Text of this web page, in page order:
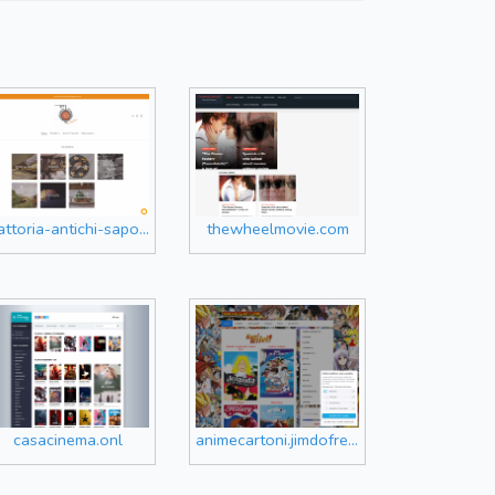
antichi-sapori.myshopify.com thewheelmovie.com
casacinema.onl animecartoni.jimdofree.com